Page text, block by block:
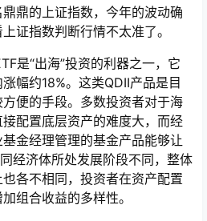
鼎的上证指数，今年的波动确
证指数判断行情不太准了。
是“出海”投资的利器之一，它
幅约18%。这类QDII产品是目
便的手段。多数投资者对于海
配置底层资产的难度大，而经
金经理管理的基金产品能够让
经济体所处发展阶段不同，整体
各不相同，投资者在资产配置
组合收益的多样性。